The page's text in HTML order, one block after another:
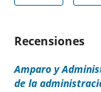
Recensiones
Amparo y
de la